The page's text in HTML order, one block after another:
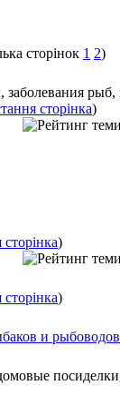
1 2)
сторінка)
)
)
и рыбоводов